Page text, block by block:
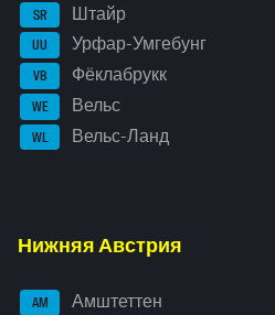
SR Штайр
UU Урфар-Умгебунг
VB Фёклабрукк
WE Вельс
WL Вельс-Ланд
Нижняя Австрия
AM Амштеттен